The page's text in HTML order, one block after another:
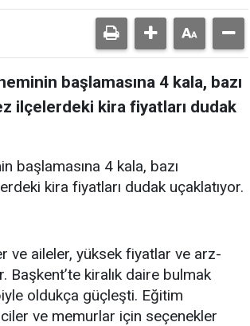
başlamasına 4 kala, bazı
ilçelerdeki kira fiyatları dudak
başlamasına 4 kala, bazı
kira fiyatları dudak uçaklatıyor.
ve aileler, yüksek fiyatlar ve arz-
kiralık daire bulmak
oldukça güçleşti. Eğitim
ve memurlar için seçenekler